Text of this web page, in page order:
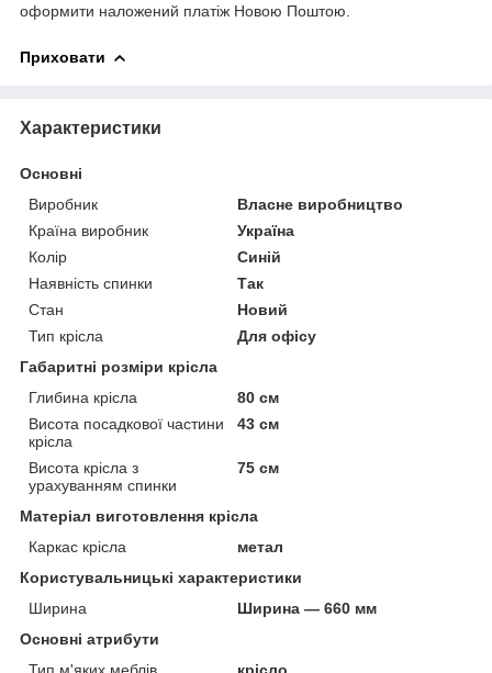
оформити наложений платіж Новою Поштою.
Приховати
Характеристики
Основні
Виробник
Власне виробництво
Країна виробник
Україна
Колір
Синій
Наявність спинки
Так
Стан
Новий
Тип крісла
Для офісу
Габаритні розміри крісла
Глибина крісла
80 см
Висота посадкової частини
крісла
43 см
Висота крісла з
урахуванням спинки
75 см
Матеріал виготовлення крісла
Каркас крісла
метал
Користувальницькі характеристики
Ширина
Ширина — 660 мм
Основні атрибути
Тип м'яких меблів
крісло